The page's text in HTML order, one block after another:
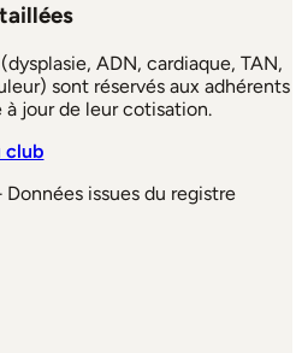
ADN, cardiaque, TAN,
sont réservés aux adhérents
jour de leur cotisation.
club
issues du registre